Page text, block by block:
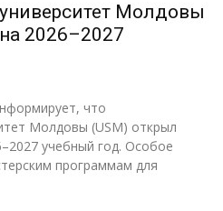
Молдовы
2026–2027
что
Молдовы (USM) открыл
учебный год. Особое
программам для